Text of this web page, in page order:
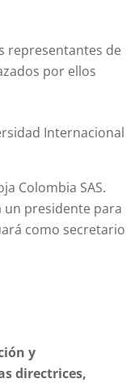
representantes de
por ellos
Internacional
Colombia SAS.
un presidente para
como secretario
y
directrices,